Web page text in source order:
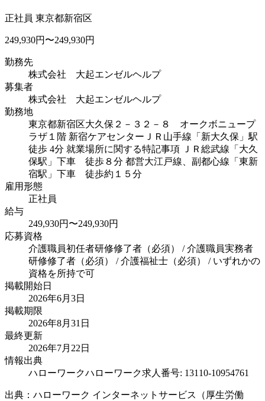
正社員 東京都新宿区
249,930円〜249,930円
勤務先
株式会社 大起エンゼルヘルプ
募集者
株式会社 大起エンゼルヘルプ
勤務地
東京都新宿区大久保２－３２－８ オークボニュープ
ラザ１階 新宿ケアセンター ＪＲ山手線「新大久保」駅
徒歩 4分 就業場所に関する特記事項 ＪＲ総武線「大久
保駅」下車 徒歩８分 都営大江戸線、副都心線「東新
宿駅」下車 徒歩約１５分
雇用形態
正社員
給与
249,930円〜249,930円
応募資格
介護職員初任者研修修了者（必須） / 介護職員実務者
研修修了者（必須） / 介護福祉士（必須） / いずれかの
資格を所持で可
掲載開始日
2026年6月3日
掲載期限
2026年8月31日
最終更新
2026年7月22日
情報出典
ハローワークハローワーク求人番号: 13110-10954761
出典：ハローワーク インターネットサービス（厚生労働